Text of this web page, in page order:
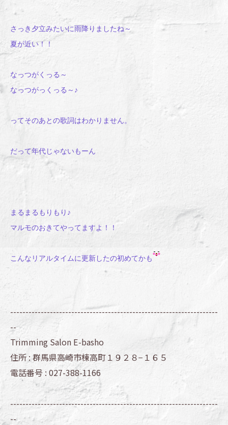
さっき夕立みたいに雨降りましたね～
夏が近い！！
なっつがくっる～
なっつがっくっる～♪
ってそのあとの歌詞はわかりません。
だって年代じゃないもーん
まるまるもりもり♪
マルモのおきてやってますよ！！
こんなリアルタイムに更新したの初めてかも
--------------------------------------------------------------------
--
Trimming Salon E-basho
住所 :群馬県高崎市棟高町１９２８−１６５
電話番号 : 027-388-1166
--------------------------------------------------------------------
--